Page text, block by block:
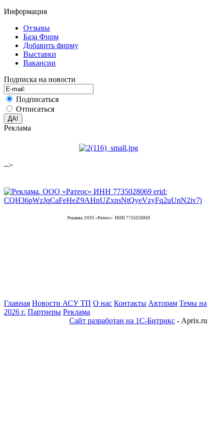
Информация
Отзывы
База Фирм
Добавить фирму
Выставки
Вакансии
Подписка на новости
Подписаться
Отписаться
Реклама
-->
Реклама. ООО «Ратеос» ИНН 7735028069
Главная Новости АСУ ТП О нас Контакты Авторам Темы на
2026 г. Партнеры Реклама
Сайт разработан на 1С-Битрикс - Aprix.ru